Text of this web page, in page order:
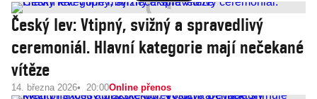
Český lev: Vtipný, svižný a spravedlivý
ceremoniál. Hlavní kategorie mají nečekané
vítěze
14. března 2026 20:00Online přenos